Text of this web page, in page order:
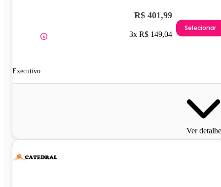
Executivo
R$ 401,99
3x R$ 149,04
Selecionar
Ver